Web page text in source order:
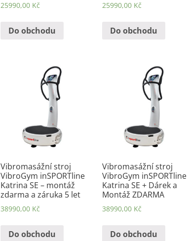
25990,00 Kč
Do obchodu
25990,00 Kč
Do obchodu
Vibromasážní stroj
VibroGym inSPORTline
Katrina SE – montáž
zdarma a záruka 5 let
38990,00 Kč
Do obchodu
Vibromasážní stroj
VibroGym inSPORTline
Katrina SE + Dárek a
Montáž ZDARMA
38990,00 Kč
Do obchodu